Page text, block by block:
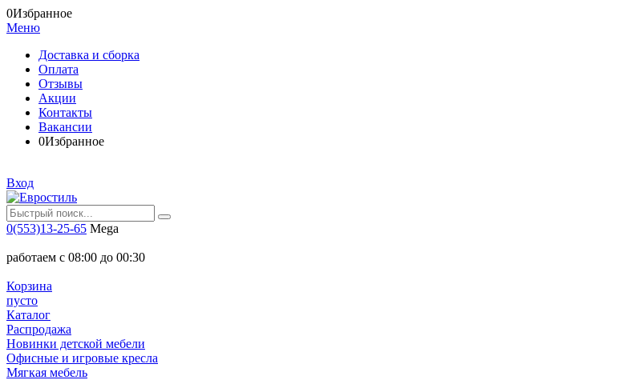
0Избранное
Меню
Доставка и сборка
Оплата
Отзывы
Акции
Контакты
Вакансии
0Избранное
Вход
0(553)13-25-65 Mega
работаем с 08:00 до 00:30
Корзина
пусто
Каталог
Распродажа
Новинки детской мебели
Офисные и игровые кресла
Мягкая мебель